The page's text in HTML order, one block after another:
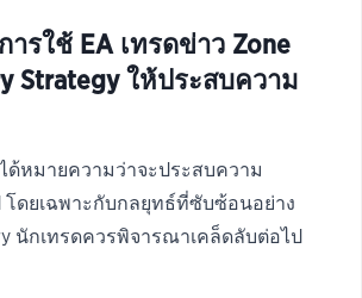
ารใช้ EA เทรดข่าว Zone
Strategy ให้ประสบความ
ด้หมายความว่าจะประสบความ
โดยเฉพาะกับกลยุทธ์ที่ซับซ้อนอย่าง
นักเทรดควรพิจารณาเคล็ดลับต่อไป